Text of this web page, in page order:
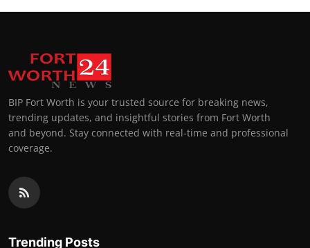
BIP Fort Worth is your trusted source for breaking news,
trending updates, and insightful stories from Fort Worth
and beyond. Stay connected with real-time and professional
coverage.
Trending Posts